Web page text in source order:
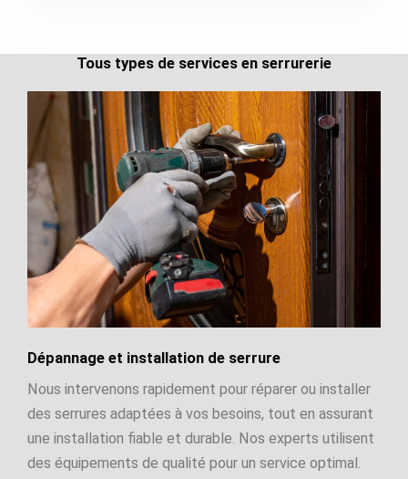
Tous types de services en serrurerie
Dépannage et installation de serrure
Nous intervenons rapidement pour réparer ou installer
des serrures adaptées à vos besoins, tout en assurant
une installation fiable et durable. Nos experts utilisent
des équipements de qualité pour un service optimal.